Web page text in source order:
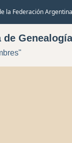
la Federación
de Genealogía